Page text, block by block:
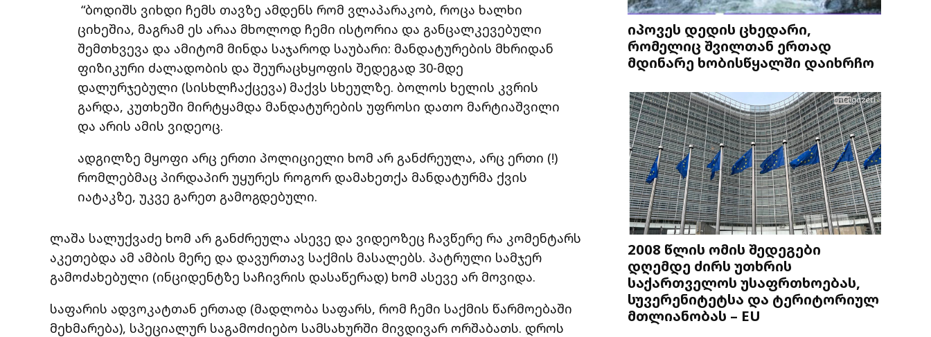
“ბოდიშს ვიხდი ჩემს თავზე ამდენს რომ ვლაპარაკობ, როცა ხალხი
ციხეშია, მაგრამ ეს არაა მხოლოდ ჩემი ისტორია და განცალკევებული
შემთხვევა და ამიტომ მინდა საჯაროდ საუბარი: მანდატურების მხრიდან
ფიზიკური ძალადობის და შეურაცხყოფის შედეგად 30-მდე
დალურჯებული (სისხლჩაქცევა) მაქვს სხეულზე. ბოლოს ხელის კვრის
გარდა, კუთხეში მირტყამდა მანდატურების უფროსი დათო მარტიაშვილი
და არის ამის ვიდეოც.
ადგილზე მყოფი არც ერთი პოლიციელი ხომ არ განძრეულა, არც ერთი (!)
რომლებმაც პირდაპირ უყურეს როგორ დამახეთქა მანდატურმა ქვის
იატაკზე, უკვე გარეთ გამოგდებული.
ლაშა სალუქვაძე ხომ არ განძრეულა ასევე და ვიდეოზეც ჩავწერე რა კომენტარს
აკეთებდა ამ ამბის მერე და დავურთავ საქმის მასალებს. პატრული სამჯერ
გამოძახებული (ინციდენტზე საჩივრის დასაწერად) ხომ ასევე არ მოვიდა.
საფარის ადვოკატთან ერთად (მადლობა საფარს, რომ ჩემი საქმის წარმოებაში
მეხმარება), სპეციალურ საგამოძიებო სამსახურში მივდივარ ორშაბათს. დროს
იპოვეს დედის ცხედარი,
რომელიც შვილთან ერთად
მდინარე ხობისწყალში დაიხრჩო
2008 წლის ომის შედეგები
დღემდე ძირს უთხრის
საქართველოს უსაფრთხოებას,
სუვერენიტეტსა და ტერიტორიულ
მთლიანობას – EU